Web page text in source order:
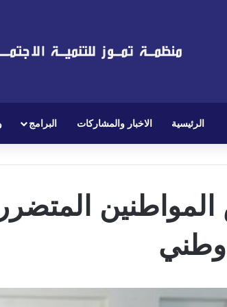
الرئيسية الاخبار والمشاركات البرامج